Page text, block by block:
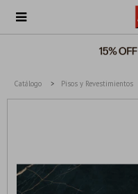

Catálogo Pisos y Revestimientos